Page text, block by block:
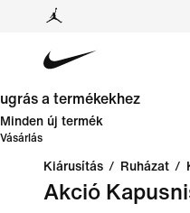
ugrás a termékekhez
Minden új termék
Vásárlás
Kiárusítás / Ruházat /
Akció